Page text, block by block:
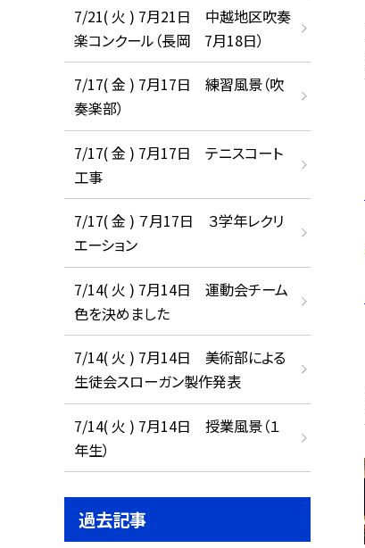
7/21( 火 ) 7月21日 中越地区吹奏
楽コンクール（長岡 7月18日）
7/17( 金 ) 7月17日 練習風景（吹
奏楽部）
7/17( 金 ) 7月17日 テニスコート
工事
7/17( 金 ) ７月17日 ３学年レクリ
エーション
7/14( 火 ) 7月14日 運動会チーム
色を決めました
7/14( 火 ) 7月14日 美術部による
生徒会スローガン製作発表
7/14( 火 ) 7月14日 授業風景（１
年生）
過去記事